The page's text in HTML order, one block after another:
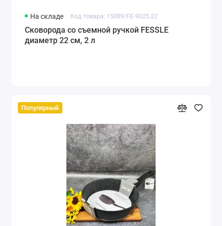
На складе Код товара: 15089/FE-9025.22
Сковорода со съемной ручкой FESSLE
диаметр 22 см, 2 л
Популярный